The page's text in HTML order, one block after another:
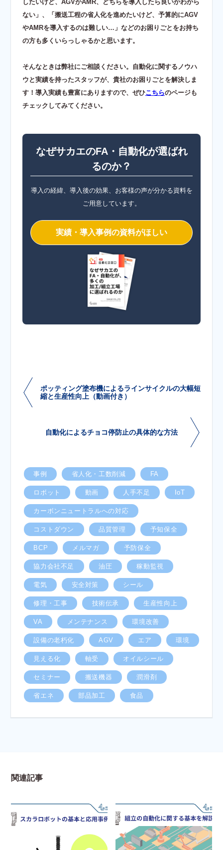
したいけど、AGVかAMR、どちらを導入したら良いかわから
ない」、「搬送工程の省人化を進めたいけど、予算的にAGV
やAMRを導入するのは難しい…」などのお困りごとをお持ち
の方も多くいらっしゃるかと思います。
そんなときは弊社にご相談ください。自動化に関するノウハ
ウと実績を持ったスタッフが、貴社のお困りごとを解決しま
す！導入実績も豊富にありますので、ぜひこちらのページも
チェックしてみてください。
なぜサカエのFA・自動化が選ばれ
るのか？
導入の経緯、導入後の効果、お客様の声が分かる資料を
ご用意しています。
実績・導入事例の資料がほしい
ポッティング塗布機によるラインサイクルの大幅短
縮と生産性向上（動画付き）
自動化によるチョコ停防止の具体的な方法
事例 省人化・工数削減 FA
ロボット 動画 人手不足 IoT
カーボンニュートラルへの対応
コストダウン 品質管理 予知保全
BCP メルマガ 予防保全
協力会社不足 油圧 稼動監視
電気 安全対策 シール
修理・工事 技術伝承 生産性向上
VA メンテナンス 環境改善
設備の老朽化 AGV エア 環境
見える化 軸受 オイルシール
セミナー 搬送機器 潤滑剤
省エネ 部品加工 食品
関連記事